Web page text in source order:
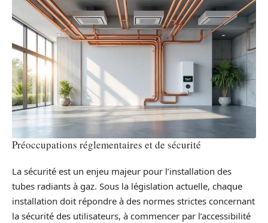
Préoccupations réglementaires et de sécurité
La sécurité est un enjeu majeur pour l’installation des
tubes radiants à gaz. Sous la législation actuelle, chaque
installation doit répondre à des normes strictes concernant
la sécurité des utilisateurs, à commencer par l’accessibilité